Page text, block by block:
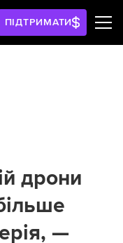
ПІДТРИМАТИ
дрони
—